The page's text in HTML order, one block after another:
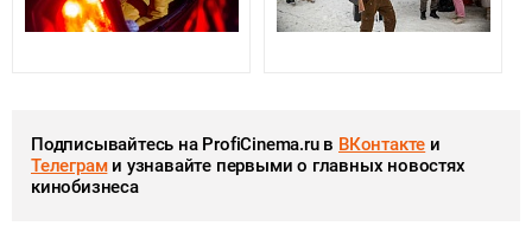
Подписывайтесь на ProfiCinema.ru в ВКонтакте и
Телеграми узнавайте первыми о главных новостях
кинобизнеса